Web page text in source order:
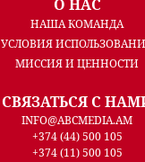
О НАС
НАША КОМАНДА
УСЛОВИЯ
МИССИЯ И ЦЕННОСТИ
СВЯЗАТЬСЯ С
INFO@ABCMEDIA.AM
+374 (44) 500 105
+374 (11) 500 105